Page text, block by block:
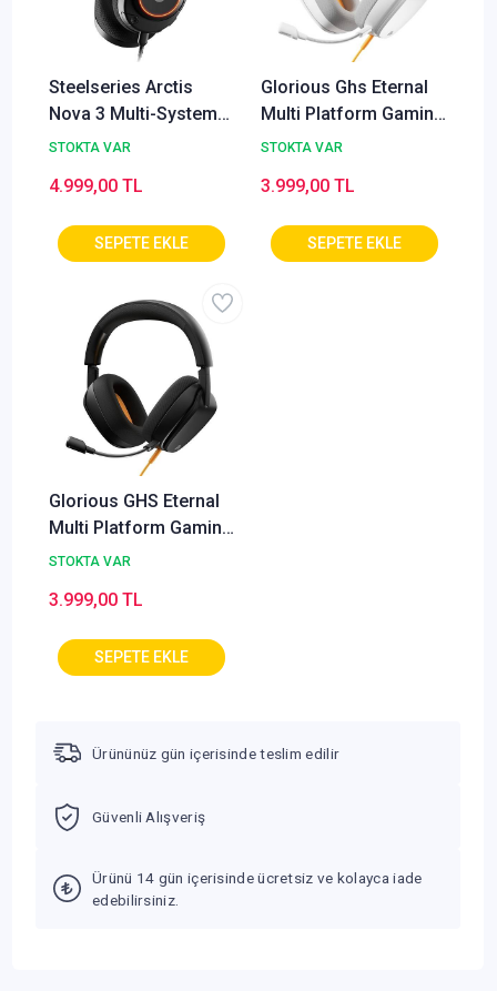
Steelseries Arctis
Nova 3 Multi-System
Oyun Kulaklığı
STOKTA VAR
4.999,00 TL
Glorious Ghs Eternal
Multi Platform Gaming
Kulaklık-Beyaz
STOKTA VAR
3.999,00 TL
Glorious GHS Eternal
Multi Platform Gaming
Kulaklık-Siyah
STOKTA VAR
3.999,00 TL
Ürününüz gün içerisinde teslim edilir
Güvenli Alışveriş
Ürünü 14 gün içerisinde ücretsiz ve kolayca iade
edebilirsiniz.